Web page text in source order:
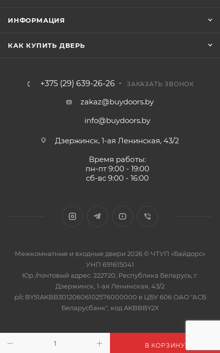
В КОРЗИНУ
ИНФОРМАЦИЯ
КАК КУПИТЬ ДВЕРЬ
+375 (29) 639-26-26 ЗАКАЗАТЬ ЗВОНОК
zakaz@buydoors.by
info@buydoors.by
Дзержинск, 1-ая Ленинская, 43/2
Время работы:
пн-пт 9:00 - 19:00
сб-вс 9:00 - 16:00
Межкомнатные и входные двери 2026 © ЧТУП «Байдорс»
УНП 691615041
Юр./почтовый адрес: 222720, Республика Беларусь, г.
Дзержинск, 1-ая Ленинская, 43/2
р/с BY51AKBB30120606102576000000 в ЦБУ 606 ОАО "АСБ
Беларусбанк", код AKBBBY2X